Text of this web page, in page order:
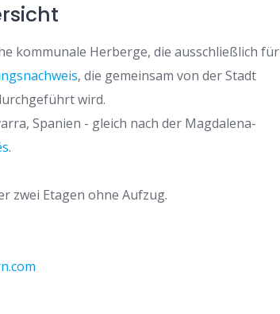
kommunale Herberge, die ausschließlich für
, die gemeinsam von der Stadt
wird.
Spanien - gleich nach der Magdalena-
.
zwei Etagen ohne Aufzug.